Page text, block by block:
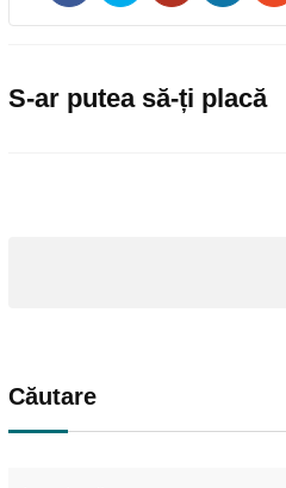
S-ar putea să-ți placă
Căutare